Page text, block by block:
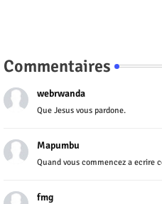
Commentaires
webrwanda
Que Jesus vous pardone.
Mapumbu
Quand vous commencez a ecrire
fmg